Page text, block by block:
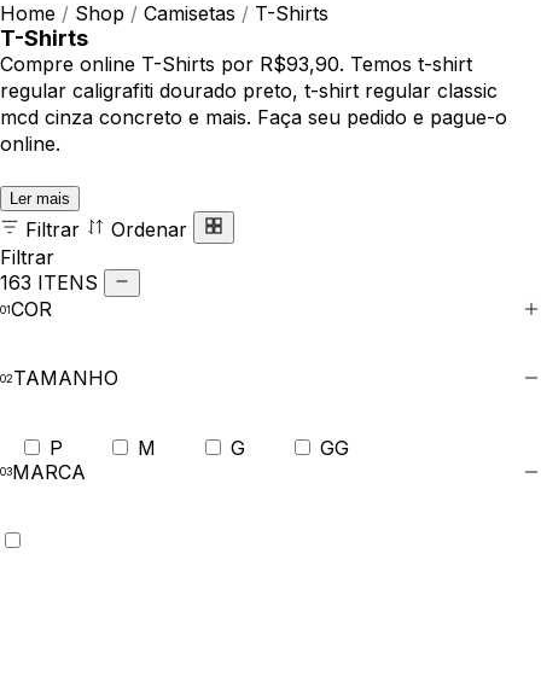
Home / Shop / Camisetas / T-Shirts
T-Shirts
Compre online T-Shirts por R$93,90. Temos t-shirt
regular caligrafiti dourado preto, t-shirt regular classic
mcd cinza concreto e mais. Faça seu pedido e pague-o
online.
Ler mais
Filtrar
Ordenar
Filtrar
163 ITENS
COR
TAMANHO
P M G
GG
MARCA